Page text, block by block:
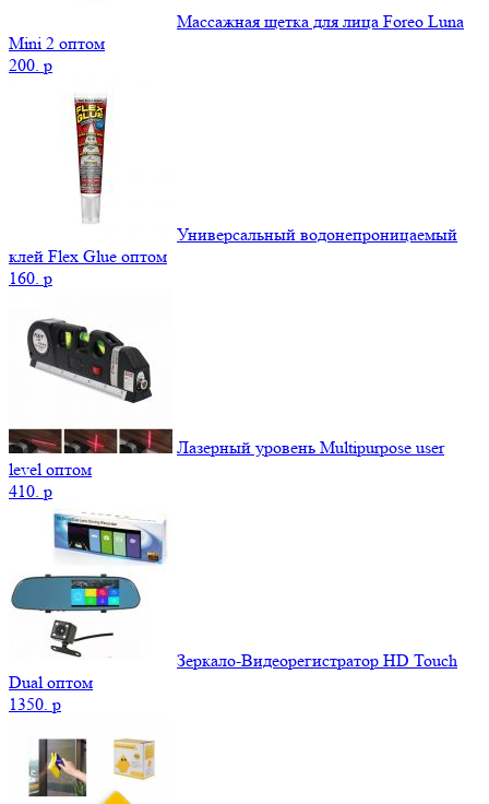
Массажная щетка для лица Foreo Luna
Mini 2 оптом
200. p
Универсальный водонепроницаемый
клей Flex Glue оптом
160. p
Лазерный уровень Multipurpose user
level оптом
410. p
Зеркало-Видеорегистратор HD Touch
Dual оптом
1350. p